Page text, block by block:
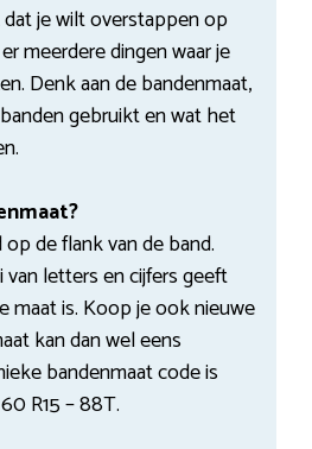
je wilt overstappen op
meerdere dingen waar je
Denk aan de bandenmaat,
gebruikt en wat het
de flank van de band.
letters en cijfers geeft
maat is. Koop je ook nieuwe
kan dan wel eens
bandenmaat code is
R15 – 88T.